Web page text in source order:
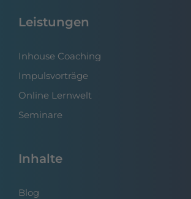
Leistungen
Inhouse Coaching
Impulsvorträge
Online Lernwelt
Seminare
Inhalte
Blog